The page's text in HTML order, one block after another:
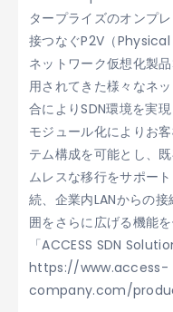
タープライズのオンプ
接つなぐP2V（
ネットワーク仮想化製
用されてきた様々なネ
合によりSDN環境を実
モジュール化によりお
テム構成を可能とし、
ムレスな移行をサポー
続、企業内LANからの
囲をさらに広げる機能を
「ACCESS SDN
https://www.access-
company.com/